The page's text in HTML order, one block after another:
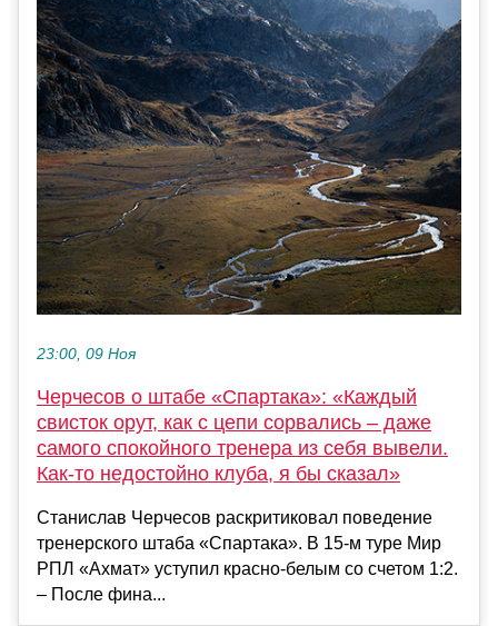
23:00, 09 Ноя
Черчесов о штабе «Спартака»: «Каждый
свисток орут, как с цепи сорвались – даже
самого спокойного тренера из себя вывели.
Как-то недостойно клуба, я бы сказал»
Станислав Черчесов раскритиковал поведение
тренерского штаба «Спартака». В 15-м туре Мир
РПЛ «Ахмат» уступил красно-белым со счетом 1:2.
– После фина...